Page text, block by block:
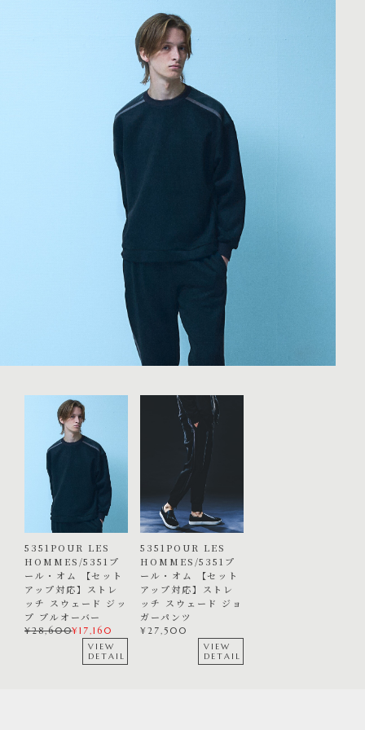
5351POUR LES
HOMMES/5351プ
ール・オム 【セット
アップ対応】ストレ
ッチ スウェード ジッ
プ プルオーバー
¥28,600¥17,160
VIEW
DETAIL
5351POUR LES
HOMMES/5351プ
ール・オム 【セット
アップ対応】ストレ
ッチ スウェード ジョ
ガーパンツ
¥27,500
VIEW
DETAIL